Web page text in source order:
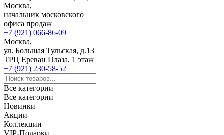
Москва,
начальник московского
офиса продаж
+7 (921) 066-86-09
Москва,
ул. Большая Тульская, д.13
ТРЦ Ереван Плаза, 1 этаж
+7 (921) 230-58-52
Все категории
Все категории
Новинки
Акции
Коллекции
VIP-Подарки